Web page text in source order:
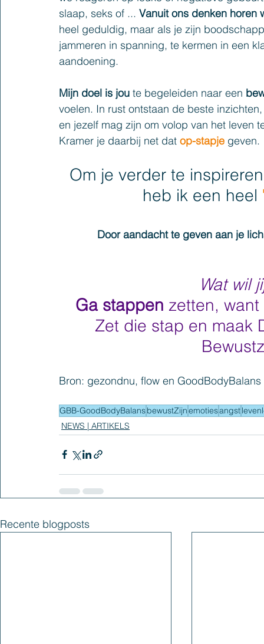
slaap, seks of ... Vanuit ons denken horen
heel geduldig, maar als je zijn
jammeren in spanning, te kermen in een
aandoening.
Mijn doel is jou te begeleiden naar een
voelen. In rust ontstaan de beste
en jezelf mag zijn om volop van het leven
Kramer je daarbij net dat op-stapje geven.
Om je verder te
heb ik een heel
Door aandacht te geven aan je
Wat wil
Ga stappen zetten,
Zet die stap en maak
Bron: gezondnu, flow en GoodBodyBalans
GBB-GoodBodyBalansbewustZijnemotiesangst
NEWS | ARTIKELS
Recente blogposts